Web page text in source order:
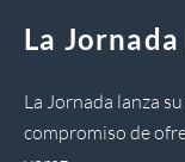
La
La Jornada lanza
compromiso de